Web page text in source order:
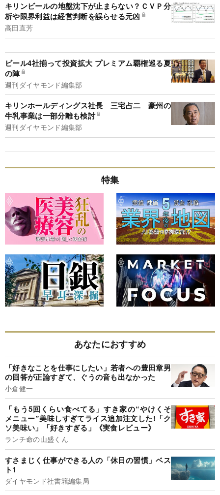
キリンビールの地盤沈下が止まらない？ＣＶＰ分
析や限界利益は経営判断を誤らせる元凶
高田直芳
ビール4社揃って投資拡大 プレミアム覇権巡る夏
の陣
週刊ダイヤモンド編集部
キリンホールディングス社長 三宅占二 豪州の
牛乳事業は一部分離も検討
週刊ダイヤモンド編集部
特集
あなたにおすすめ
「好きなことを仕事にしたい」若者への豊田章男
の回答が正論すぎて、ぐうの音も出なかった
小倉健一
「もう5回くらい食べてる」すき家の“やけくそ
メニュー”美味しすぎてライス追加注文した!「ク
ソ美味い」「好きすぎる」《実食レビュー》
ランチ命の山盛くん
すさまじく仕事ができる人の「休日の習慣」ベス
ト1
ダイヤモンド社書籍編集局